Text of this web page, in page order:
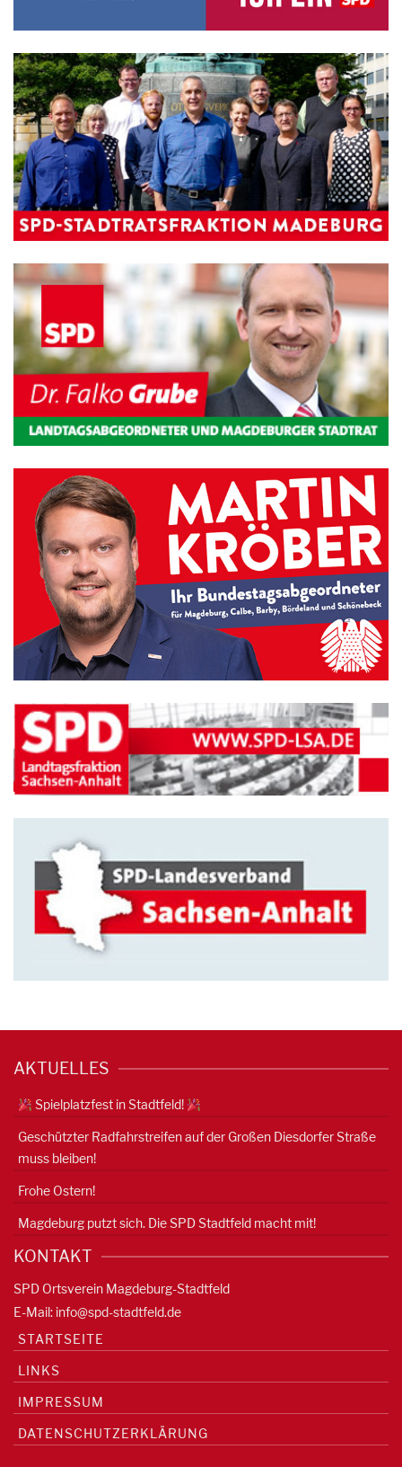
AKTUELLES
Spielplatzfest in Stadtfeld!
Geschützter Radfahrstreifen auf der Großen Diesdorfer Straße
muss bleiben!
Frohe Ostern!
Magdeburg putzt sich. Die SPD Stadtfeld macht mit!
KONTAKT
SPD Ortsverein Magdeburg-Stadtfeld
E-Mail: info@spd-stadtfeld.de
STARTSEITE
LINKS
IMPRESSUM
DATENSCHUTZERKLÄRUNG